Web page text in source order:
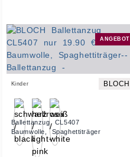
ANGEBOT
Kinder BLOCH
Ballettanzug CL5407
Baumwolle, Spaghettiträger